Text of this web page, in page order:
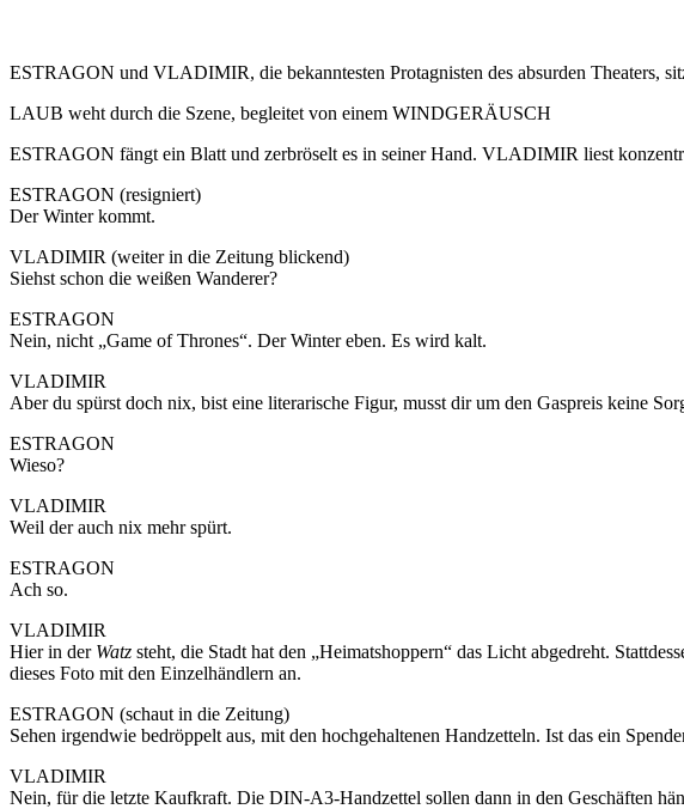
ESTRAGON und VLADIMIR, die bekanntesten Protagnisten des absurden Theaters,
LAUB weht durch die Szene, begleitet von einem WINDGERÄUSCH
ESTRAGON fängt ein Blatt und zerbröselt es in seiner Hand. VLADIMIR liest
ESTRAGON (resigniert)
Der Winter kommt.
VLADIMIR (weiter in die Zeitung blickend)
Siehst schon die weißen Wanderer?
ESTRAGON
Nein, nicht „Game of Thrones“. Der Winter eben. Es wird kalt.
VLADIMIR
Aber du spürst doch nix, bist eine literarische Figur, musst dir um den Gaspreis keine
ESTRAGON
Wieso?
VLADIMIR
Weil der auch nix mehr spürt.
ESTRAGON
Ach so.
VLADIMIR
Hier in der Watz steht, die Stadt hat den „Heimatshoppern“ das Licht abgedreht.
dieses Foto mit den Einzelhändlern an.
ESTRAGON (schaut in die Zeitung)
Sehen irgendwie bedröppelt aus, mit den hochgehaltenen Handzetteln. Ist das ein
VLADIMIR
Nein, für die letzte Kaufkraft. Die DIN-A3-Handzettel sollen dann in den Geschäften